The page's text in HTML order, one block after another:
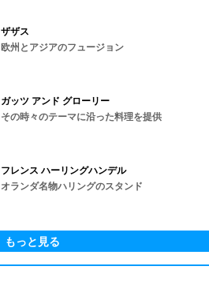
ザザス
欧州とアジアのフュージョン
ガッツ アンド グローリー
その時々のテーマに沿った料理を提供
フレンス ハーリングハンデル
オランダ名物ハリングのスタンド
もっと見る